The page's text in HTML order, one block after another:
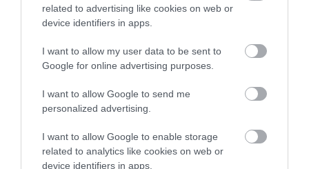
related to advertising like cookies on web or
device identifiers in apps.
I want to allow my user data to be sent to
Google for online advertising purposes.
I want to allow Google to send me
personalized advertising.
I want to allow Google to enable storage
related to analytics like cookies on web or
device identifiers in apps.
Egy Olaszországra specializálódott szakértő
javaslata:Olaszország 12 hónapban: ezekre a
helyekre utazzunk, ha kerülnénk a tömeget